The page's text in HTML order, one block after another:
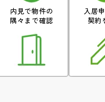
内見で物件の
隅々まで確認
入居
契約